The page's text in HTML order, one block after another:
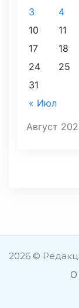
Август
« Июл
3
4
10
11
17
18
24
25
31
2026 ©
О